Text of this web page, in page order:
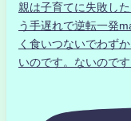
親は子育てに失敗し
う手遅れで逆転一発
く食いつないでわず
いのです。ないのです